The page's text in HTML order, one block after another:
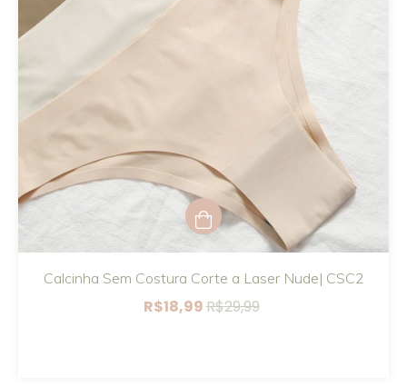
Calcinha Sem Costura Corte a Laser Nude| CSC2
R$18,99R$29,99